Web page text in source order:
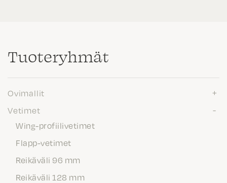
Tuote­ryhmät
Ovimallit
Vetimet
Wing-profiilivetimet
Flapp-vetimet
Reikäväli 96 mm
Reikäväli 128 mm